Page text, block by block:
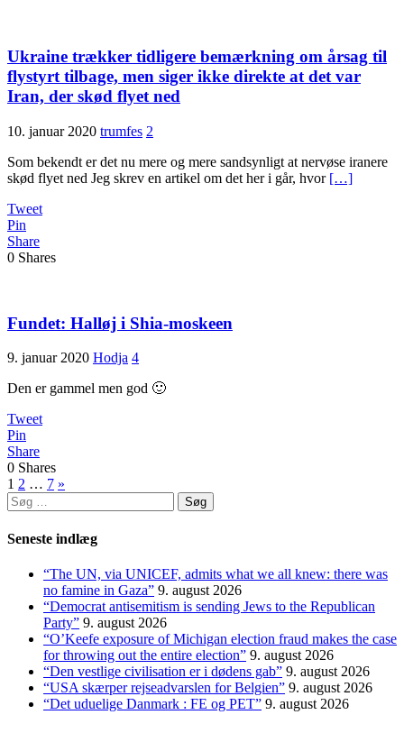
Ukraine trækker tidligere bemærkning om årsag til
flystyrt tilbage, men siger ikke direkte at det var
Iran, der skød flyet ned
10. januar 2020 trumfes 2
Som bekendt er det nu mere og mere sandsynligt at nervøse iranere
skød flyet ned Jeg skrev en artikel om det her i går, hvor […]
Tweet
Pin
Share
0 Shares
Fundet: Halløj i Shia-moskeen
9. januar 2020 Hodja 4
Den er gammel men god 🙂
Tweet
Pin
Share
0 Shares
Indlægsinddeling
1 2 … 7 »
Søg
efter:
Seneste indlæg
“The UN, via UNICEF, admits what we all knew: there was
no famine in Gaza” 9. august 2026
“Democrat antisemitism is sending Jews to the Republican
Party” 9. august 2026
“O’Keefe exposure of Michigan election fraud makes the case
for throwing out the entire election” 9. august 2026
“Den vestlige civilisation er i dødens gab” 9. august 2026
“USA skærper rejseadvarslen for Belgien” 9. august 2026
“Det uduelige Danmark : FE og PET” 9. august 2026